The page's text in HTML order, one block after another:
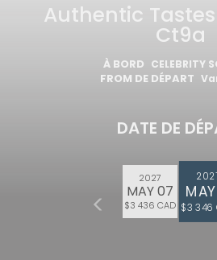
Authentic
Ct9a
À BORD CELEBRITY
FROM DE DÉPART
DATE DE
2027
MAY 07
$3 436 CAD
MAY
$3 346